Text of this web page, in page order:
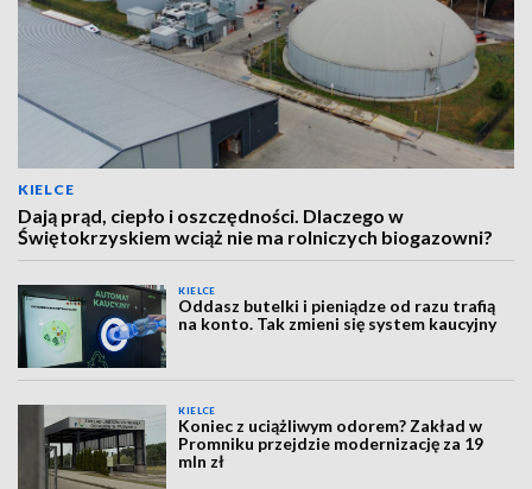
KIELCE
Dają prąd, ciepło i oszczędności. Dlaczego w
Świętokrzyskiem wciąż nie ma rolniczych biogazowni?
KIELCE
Oddasz butelki i pieniądze od razu trafią
na konto. Tak zmieni się system kaucyjny
KIELCE
Koniec z uciążliwym odorem? Zakład w
Promniku przejdzie modernizację za 19
mln zł